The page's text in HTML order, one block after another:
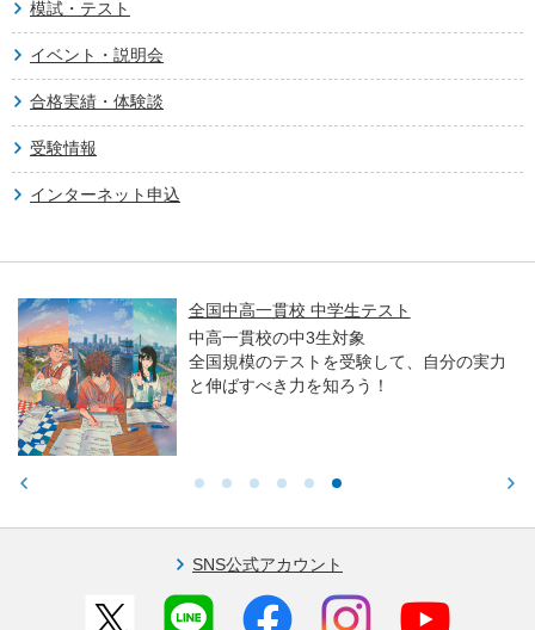
模試・テスト
イベント・説明会
合格実績・体験談
受験情報
インターネット申込
全国中高一貫校 中学生テスト
中高一貫校の中3生対象
全国規模のテストを受験して、自分の実力
と伸ばすべき力を知ろう！
SNS公式アカウント